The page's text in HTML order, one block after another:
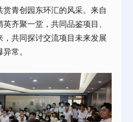
赏青创园东环汇的风采。来自
齐聚一堂，共同品鉴项目、
，共同探讨交流项目未来发展
常。